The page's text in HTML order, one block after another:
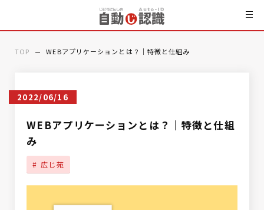
TOP WEBアプリケーションとは？｜特徴と仕組み
2022/06/16
WEBアプリケーションとは？｜特徴と仕組
み
広じ苑